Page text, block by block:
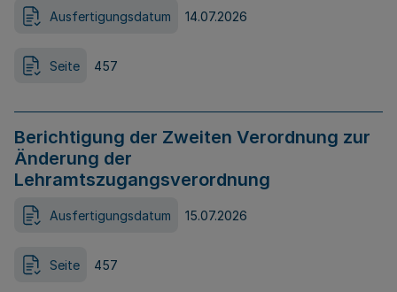
Ausfertigungsdatum 14.07.2026
Seite 457
Berichtigung der Zweiten Verordnung zur
Änderung der
Lehramtszugangsverordnung
Ausfertigungsdatum 15.07.2026
Seite 457